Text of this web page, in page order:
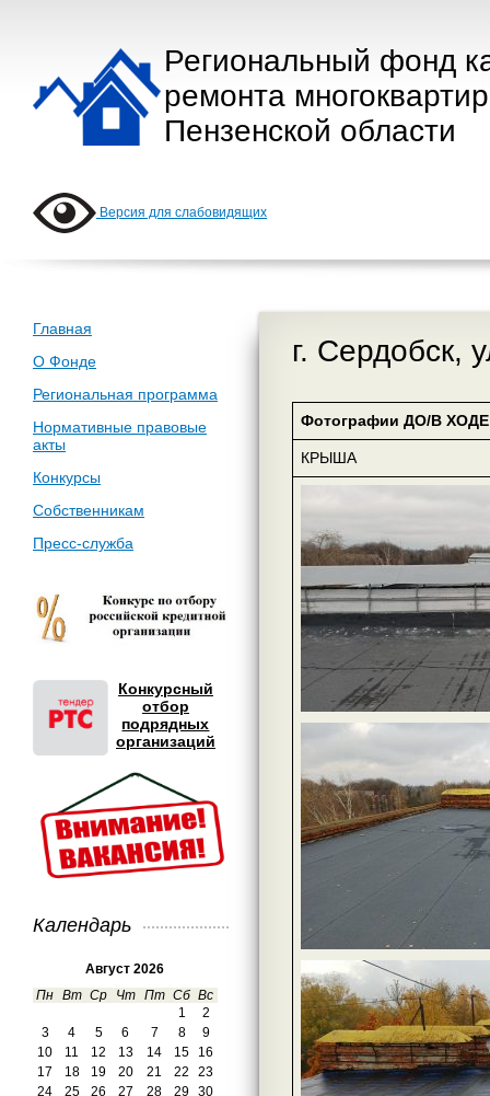
Региональный фонд
ремонта
Пензенской области
Версия для слабовидящих
Главная
О Фонде
Региональная программа
Нормативные правовые
акты
Конкурсы
Собственникам
Пресс-служба
Конкурсный
отбор
подрядных
организаций
Календарь
Август 2026
Пн Вт Ср Чт Пт Сб Вс
1
2
3
4 5 6 7 8
9
10
11 12 13 14 15
16
17
18 19 20 21 22
23
24
25 26 27 28 29
30
г. Сердобск,
Фотографии ДО/В ХОДЕ
КРЫША